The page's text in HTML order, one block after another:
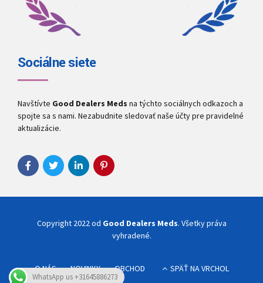
Sociálne siete
Navštívte Good Dealers Meds na týchto sociálnych odkazoch a
spojte sa s nami. Nezabudnite sledovať naše účty pre pravidelné
aktualizácie.
Copyright 2022 od Good Dealers Meds. Všetky práva
vyhradené.
O NÁS NOVINKY OBCHOD SPÄŤ NA VRCHOL
WhatsApp us +31645886273